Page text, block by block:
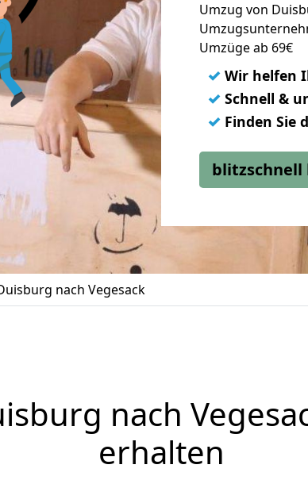
Umzug von
Umzüge ab 69€
✓ Wir helfen
✓ Schnell &
✓ Finden Sie
blitzschnell
nach Vegesack
nach
erhalten